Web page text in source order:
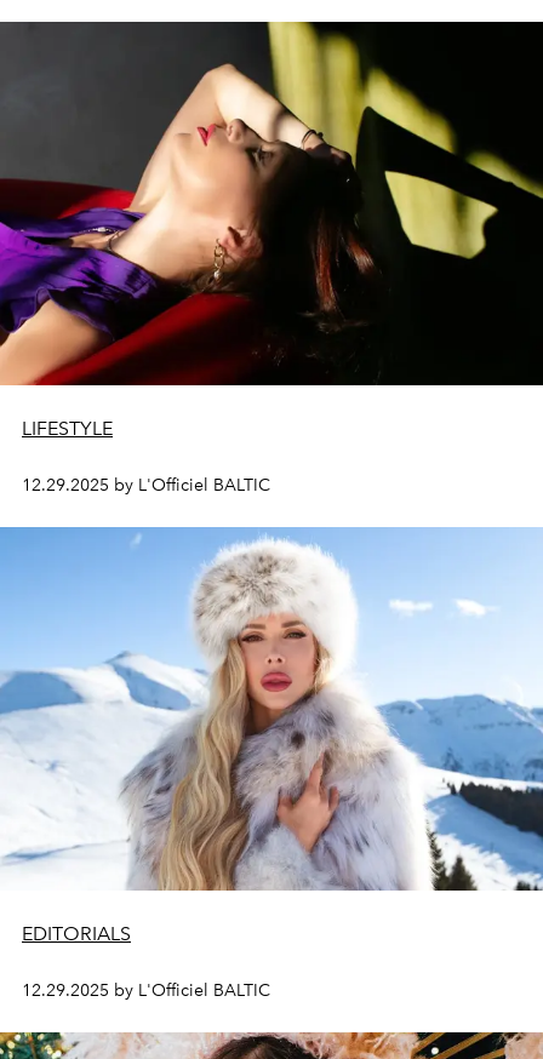
LIFESTYLE
12.29.2025 by L'Officiel BALTIC
EDITORIALS
12.29.2025 by L'Officiel BALTIC